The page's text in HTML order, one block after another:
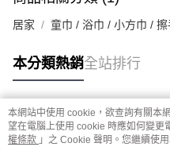
居家 童巾 / 浴巾 / 小方巾 / 擦
本分類熱銷全站排行
熱門標籤
本網站中使用 cookie，欲查詢有關本
望在電腦上使用 cookie 時應如何變更
權條款 」之 Cookie 聲明。您繼續使